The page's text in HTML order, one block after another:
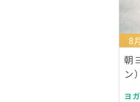
8
朝
ン）
ヨ